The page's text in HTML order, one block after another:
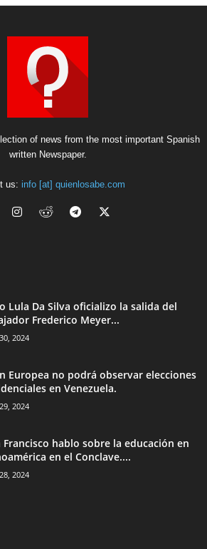
of news from the most important Spanish
written Newspaper.
us: info [at] quienlosabe.com
Lula Da Silva oficializo la salida del
Frederico Meyer...
2024
Europea no podrá observar elecciones
en Venezuela.
2024
Francisco hablo sobre la educación en
en el Conclave....
2024